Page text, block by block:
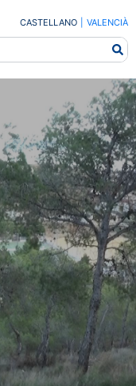
CASTELLANO VALENCIÀ